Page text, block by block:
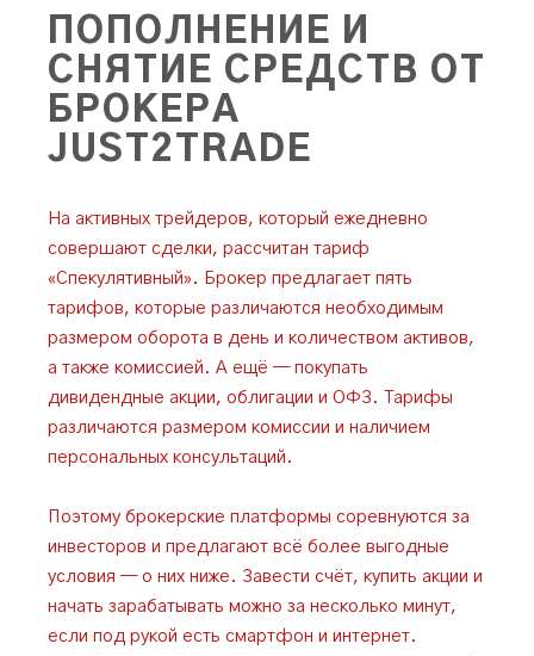
ПОПОЛНЕНИЕ И
СНЯТИЕ СРЕДСТВ ОТ
БРОКЕРА
JUST2TRADE
На активных трейдеров, который ежедневно
совершают сделки, рассчитан тариф
«Спекулятивный». Брокер предлагает пять
тарифов, которые различаются необходимым
размером оборота в день и количеством активов,
а также комиссией. А ещё — покупать
дивидендные акции, облигации и ОФЗ. Тарифы
различаются размером комиссии и наличием
персональных консультаций.
Поэтому брокерские платформы соревнуются за
инвесторов и предлагают всё более выгодные
условия — о них ниже. Завести счёт, купить акции и
начать зарабатывать можно за несколько минут,
если под рукой есть смартфон и интернет.